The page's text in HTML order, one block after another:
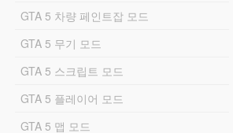
GTA 5 차량 페인트잡 모드
GTA 5 무기 모드
GTA 5 스크립트 모드
GTA 5 플레이어 모드
GTA 5 맵 모드